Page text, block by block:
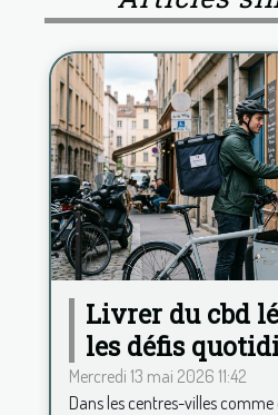
Livrer du cbd
les défis
commerces
Mercredi 13 mai 2026 11:42
Dans les centres-villes comme